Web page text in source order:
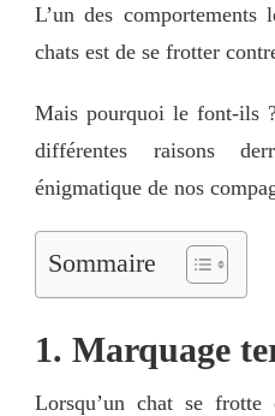
L’un des comportements
chats est de se frotter
Mais pourquoi le font-ils
différentes raisons
énigmatique de nos
Sommaire
1. Marquage
Lorsqu’un chat se